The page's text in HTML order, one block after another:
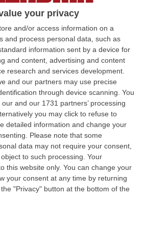
your privacy
and/or access information on a
and process personal data, such as
information sent by a device for
and content, advertising and content
research and services development.
and our partners may use precise
through device scanning. You
and our 1731 partners’ processing
you may click to refuse to
detailed information and change your
Please note that some
data may not require your consent,
to such processing. Your
this website only. You can change your
your consent at any time by returning
"Privacy" button at the bottom of the
(Asp Cosenza): «Contagi
l’attenzione resta alta»
dell’Asp fa il punto sulla
nella provincia cosentina
per rafforzare le
25 – 10:42